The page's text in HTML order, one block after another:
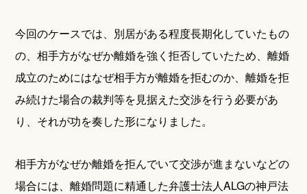
今回のケースでは、別居がある程度長期化していたもの
の、相手方がなぜか離婚を強く拒否していたため、離婚
成立のためにはなぜ相手方が離婚を拒むのか、離婚を拒
み続けた場合の裁判等を見据えた交渉を行う必要があ
り、それが功を奏した形になりました。
相手方がなぜか離婚を拒んでいて交渉が進まないなどの
場合には、離婚問題に精通した弁護士法人ALGの神戸法